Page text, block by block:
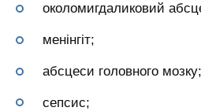
околомигдаликовий
менінгіт;
абсцеси головного мозку;
сепсис;